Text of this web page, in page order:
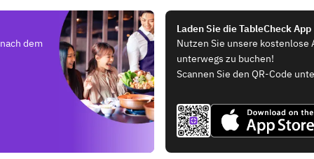
dem
Laden Sie die TableCheck
Nutzen Sie unsere kostenlose
unterwegs zu buchen!
Scannen Sie den QR-Code